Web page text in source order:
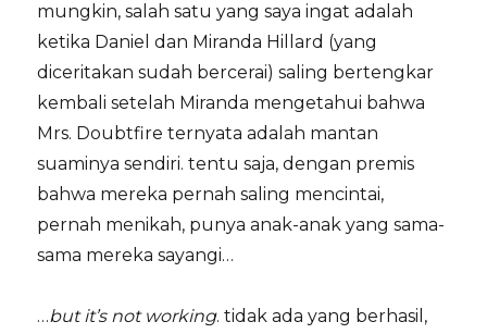
mungkin, salah satu yang saya ingat adalah
ketika Daniel dan Miranda Hillard (yang
diceritakan sudah bercerai) saling bertengkar
kembali setelah Miranda mengetahui bahwa
Mrs. Doubtfire ternyata adalah mantan
suaminya sendiri. tentu saja, dengan premis
bahwa mereka pernah saling mencintai,
pernah menikah, punya anak-anak yang sama-
sama mereka sayangi…
…but it’s not working. tidak ada yang berhasil,